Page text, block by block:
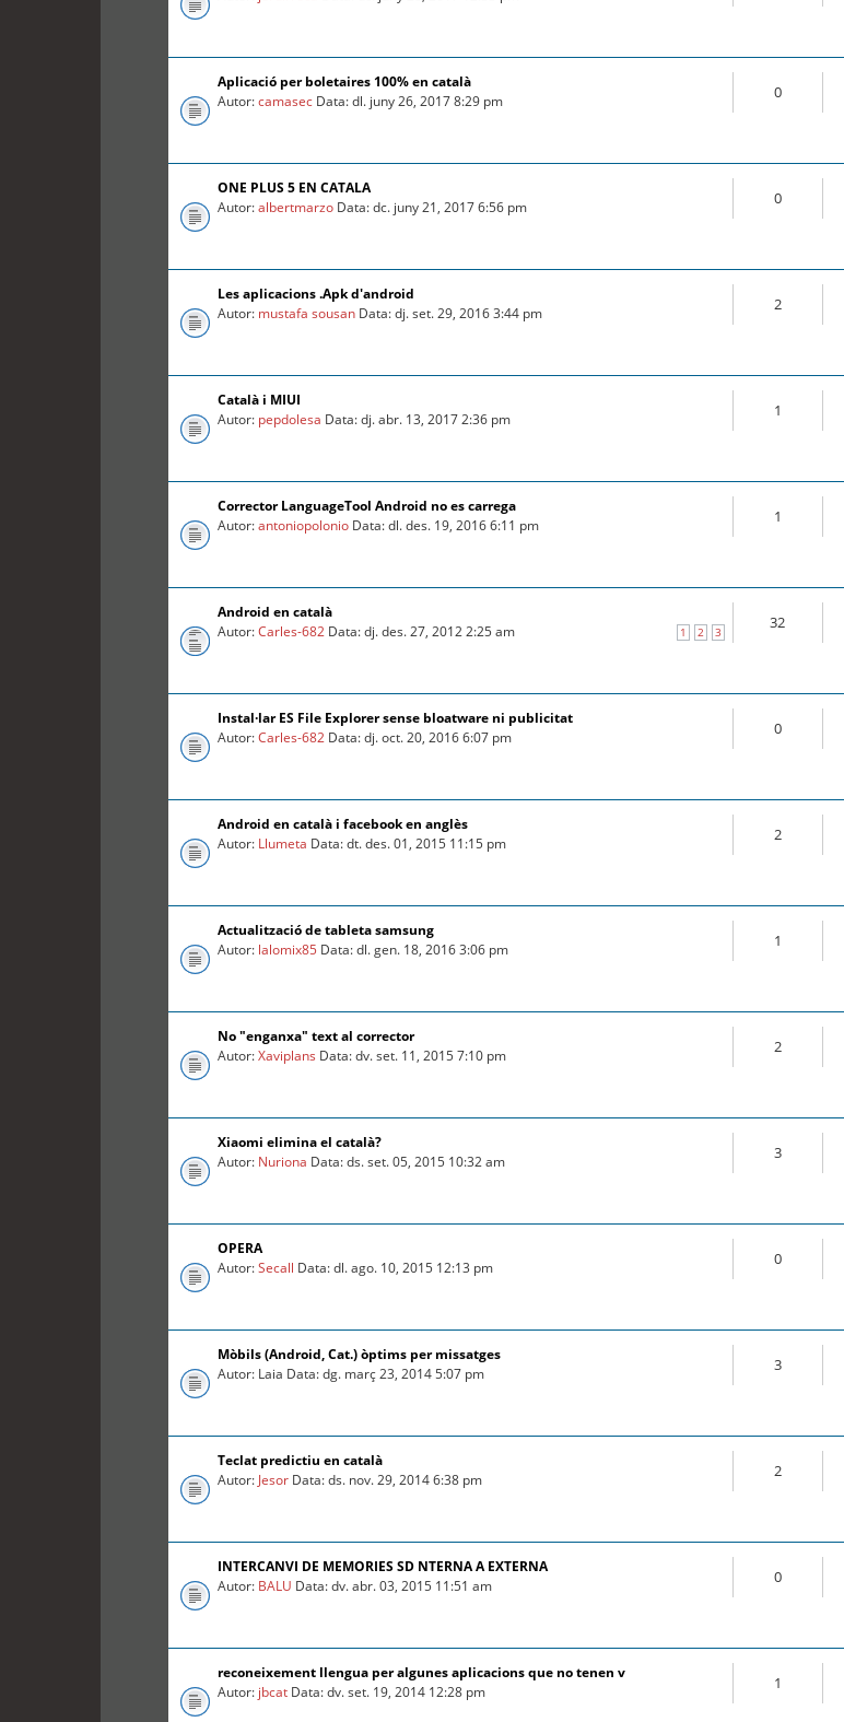
Aplicació per boletaires 100% en català
Autor:camasec Data: dl. juny 26, 2017 8:29 pm 0
ONE PLUS 5 EN CATALA
Autor:albertmarzo Data: dc. juny 21, 2017 6:56 pm 0
Les aplicacions .Apk d'android
Autor: mustafa sousan Data: dj. set. 29, 2016 3:44 pm 2
Català i MIUI
Autor: pepdolesa Data: dj. abr. 13, 2017 2:36 pm 1
Corrector LanguageTool Android no es carrega
Autor:antoniopolonio Data: dl. des. 19, 2016 6:11 pm 1
Android en català
1 2 3
Autor:Carles-682 Data: dj. des. 27, 2012 2:25 am 32
Instal·lar ES File Explorer sense bloatware ni publicitat
Autor:Carles-682 Data: dj. oct. 20, 2016 6:07 pm 0
Android en català i facebook en anglès
Autor: Llumeta Data: dt. des. 01, 2015 11:15 pm 2
Actualització de tableta samsung
Autor: lalomix85 Data: dl. gen. 18, 2016 3:06 pm 1
No "enganxa" text al corrector
Autor:Xaviplans Data: dv. set. 11, 2015 7:10 pm 2
Xiaomi elimina el català?
Autor: Nuriona Data: ds. set. 05, 2015 10:32 am 3
OPERA
Autor:Secall Data: dl. ago. 10, 2015 12:13 pm 0
Mòbils (Android, Cat.) òptims per missatges
Autor: Laia Data: dg. març 23, 2014 5:07 pm
3
Teclat predictiu en català
Autor: Jesor Data: ds. nov. 29, 2014 6:38 pm 2
INTERCANVI DE MEMORIES SD NTERNA A EXTERNA
Autor: BALU Data: dv. abr. 03, 2015 11:51 am 0
reconeixement llengua per algunes aplicacions que no tenen v
Autor: jbcat Data: dv. set. 19, 2014 12:28 pm 1